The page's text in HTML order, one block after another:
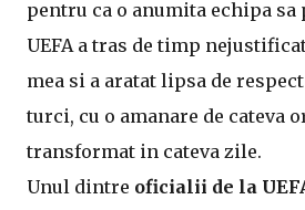
pentru ca o anumita echipa
UEFA a tras de timp
mea si a aratat lipsa de
turci, cu o amanare de cateva
transformat in cateva zile.
Unul dintre oficialii de la